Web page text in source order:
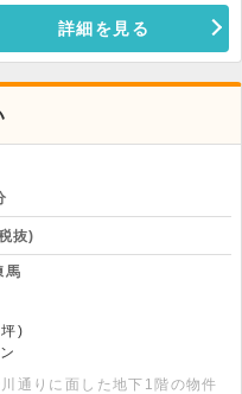
問い合わせください。
詳細を見る
抜)
馬
)
通りに面した地下1階の物件